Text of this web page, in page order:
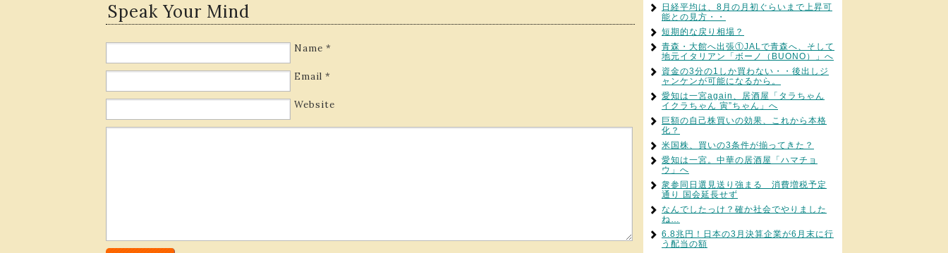
Speak Your Mind
Name *
Email *
Website
日経平均は、8月の月初ぐらいまで上昇可
能との見方・・
短期的な戻り相場？
青森・大館へ出張①JALで青森へ、そして
地元イタリアン「ボーノ（BUONO）」へ
資金の3分の1しか買わない・・後出しジ
ャンケンが可能になるから。
愛知は一宮again、居酒屋「タラちゃん
イクラちゃん 寅”ちゃん」へ
巨額の自己株買いの効果、これから本格
化？
米国株、買いの3条件が揃ってきた？
愛知は一宮。中華の居酒屋「ハマチョ
ウ」へ
衆参同日選見送り強まる 消費増税予定
通り 国会延長せず
なんでしたっけ？確か社会でやりました
ね…
6.8兆円！日本の3月決算企業が6月末に行
う配当の額